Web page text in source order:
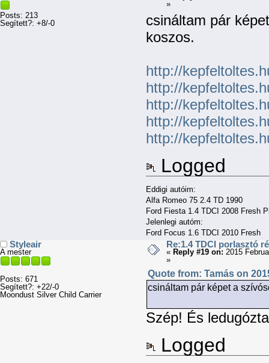
Posts: 213
Segített?: +8/-0
»
csináltam pár
koszos.
http://
http://
http://
http://
http://
Logged
Eddigi autóim:
Alfa Romeo 75 2.4 TD 1990
Ford Fiesta 1.4 TDCI 2008 Fresh
Jelenlegi autóm:
Ford Focus 1.6 TDCI 2010 Fresh
Styleair
A mester
Posts: 671
Segített?: +22/-0
Moondust Silver Child Carrier
Re:1.4 TDCI porlasztó
« Reply #19 on: 2015
»
Quote from: Tamás on
csináltam pár képet a
Szép! És
Logged